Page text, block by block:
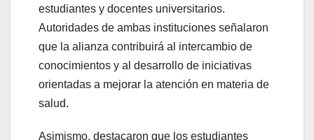
estudiantes y docentes universitarios.
Autoridades de ambas instituciones señalaron
que la alianza contribuirá al intercambio de
conocimientos y al desarrollo de iniciativas
orientadas a mejorar la atención en materia de
salud.
Asimismo, destacaron que los estudiantes